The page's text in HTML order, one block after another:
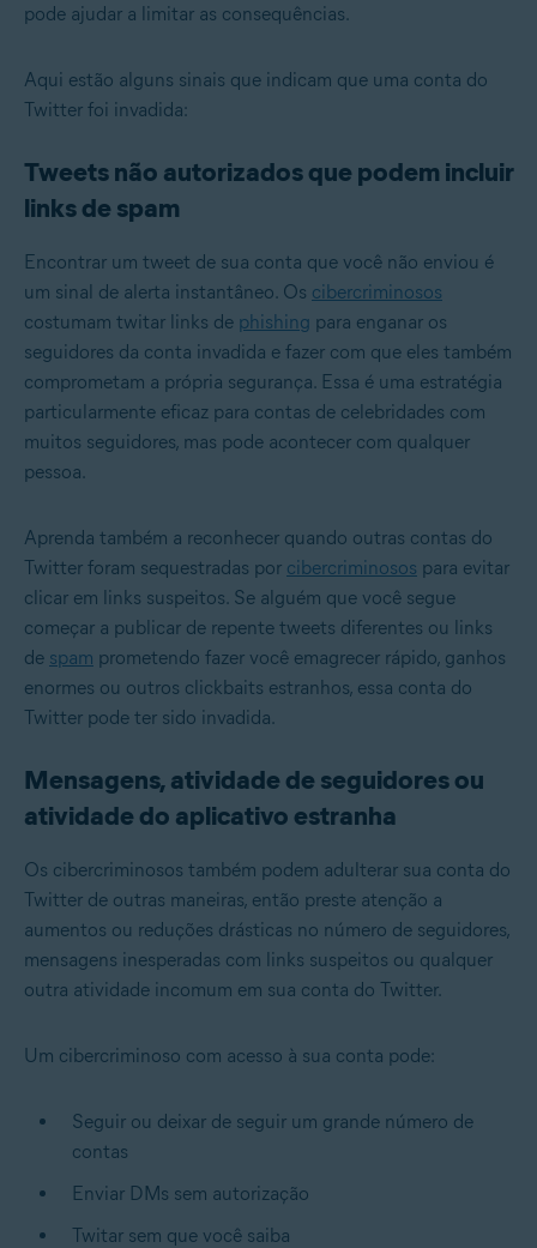
pode ajudar a limitar as consequências.
Aqui estão alguns sinais que indicam que uma conta do
Twitter foi invadida:
Tweets não autorizados que podem incluir
links de spam
Encontrar um tweet de sua conta que você não enviou é
um sinal de alerta instantâneo. Os cibercriminosos
costumam twitar links de phishing para enganar os
seguidores da conta invadida e fazer com que eles também
comprometam a própria segurança. Essa é uma estratégia
particularmente eficaz para contas de celebridades com
muitos seguidores, mas pode acontecer com qualquer
pessoa.
Aprenda também a reconhecer quando outras contas do
Twitter foram sequestradas por cibercriminosos para evitar
clicar em links suspeitos. Se alguém que você segue
começar a publicar de repente tweets diferentes ou links
de spam prometendo fazer você emagrecer rápido, ganhos
enormes ou outros clickbaits estranhos, essa conta do
Twitter pode ter sido invadida.
Mensagens, atividade de seguidores ou
atividade do aplicativo estranha
Os cibercriminosos também podem adulterar sua conta do
Twitter de outras maneiras, então preste atenção a
aumentos ou reduções drásticas no número de seguidores,
mensagens inesperadas com links suspeitos ou qualquer
outra atividade incomum em sua conta do Twitter.
Um cibercriminoso com acesso à sua conta pode:
Seguir ou deixar de seguir um grande número de
contas
Enviar DMs sem autorização
Twitar sem que você saiba